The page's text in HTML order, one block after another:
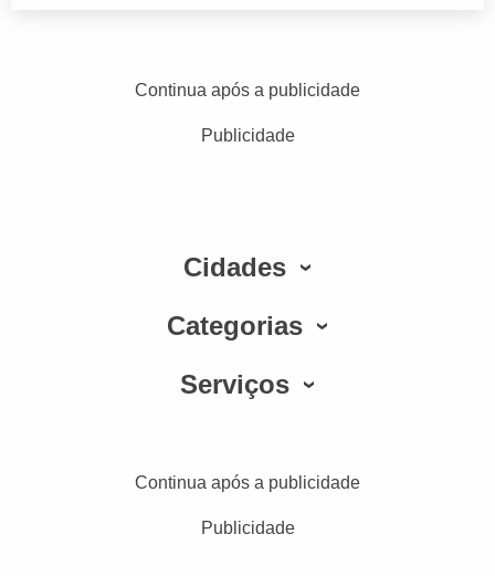
Continua após a publicidade
Publicidade
Cidades
Categorias
Serviços
Continua após a publicidade
Publicidade